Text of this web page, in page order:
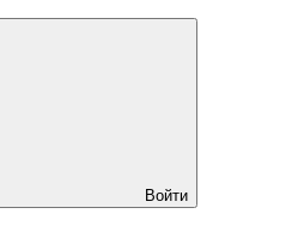
Войти